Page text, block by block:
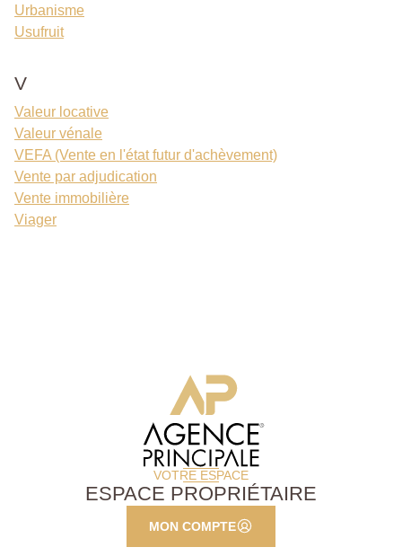
Urbanisme
Usufruit
V
Valeur locative
Valeur vénale
VEFA (Vente en l'état futur d'achèvement)
Vente par adjudication
Vente immobilière
Viager
VOTRE ESPACE
ESPACE PROPRIÉTAIRE
MON COMPTE